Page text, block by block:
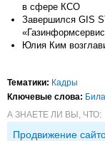
в сфере КСО
Завершился GIS
Юлия Ким
Тематики: Кадры
Ключевые слова:
А ЗНАЕТЕ ЛИ ВЫ, ЧТО:
Продвижение